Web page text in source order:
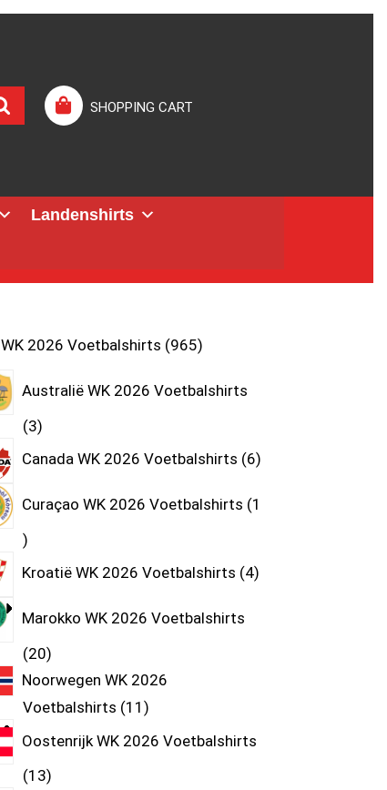
SHOPPING CART
Landenshirts
WK 2026 Voetbalshirts 965
Australië WK 2026 Voetbalshirts
3
Canada WK 2026 Voetbalshirts 6
Curaçao WK 2026 Voetbalshirts 1
Kroatië WK 2026 Voetbalshirts 4
Marokko WK 2026 Voetbalshirts
20
Noorwegen WK 2026
Voetbalshirts 11
Oostenrijk WK 2026 Voetbalshirts
13